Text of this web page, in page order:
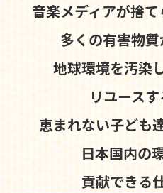
音楽メディアが捨て
多くの有害物質
地球環境を汚染
リユースす
恵まれない子ども
日本国内の
貢献できる